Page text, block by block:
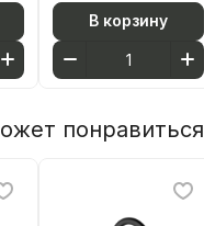
В корзину
понравиться